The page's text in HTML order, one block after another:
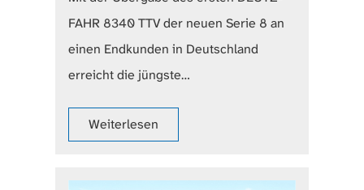
FAHR 8340 TTV der neuen Serie 8 an
einen Endkunden in Deutschland
erreicht die jüngste…
Weiterlesen